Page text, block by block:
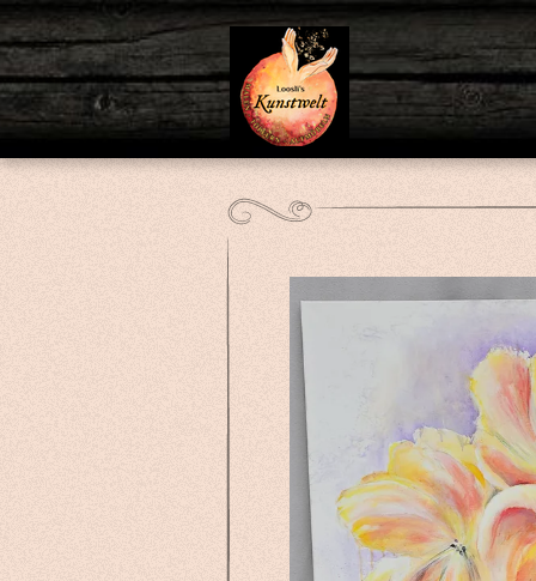
Zum
Hauptinhalt
springen